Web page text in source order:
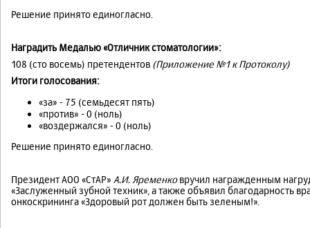
Решение принято единогласно.
Наградить Медалью «Отличник стоматологии»:
108 (сто восемь) претендентов (Приложение №1 к Протоколу)
Итоги голосования:
«за» - 75 (семьдесят пять)
«против» - 0 (ноль)
«воздержался» - 0 (ноль)
Решение принято единогласно.
Президент АОО «СтАР» А.И. Яременковручил награжденным
«Заслуженный зубной техник», а также объявил благодарность
онкоскрининга «Здоровый рот должен быть зеленым!».